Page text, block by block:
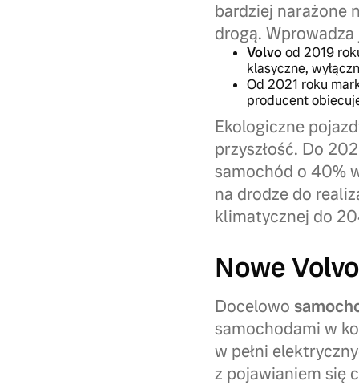
bardziej narażone
drogą.
Volvo od 2019
klasyczne,
Od 2021 roku
producent
Ekologiczne
przyszłość. Do
samochód o 40%
na drodze do
klimatycznej do
Nowe
Docelowo
samochodami w
w pełni
z pojawianiem się